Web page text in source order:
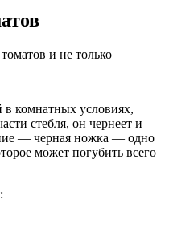
комнатных условиях,
стебля, он чернеет и
— черная ножка — одно
может погубить всего